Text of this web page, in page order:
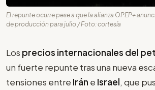
El repunte ocurre pese a que la alianza OPEP+
de producción para julio / Foto: cortesía
Los precios internacionales del
un fuerte repunte tras una nueva
tensiones entre Irán e Israel, que